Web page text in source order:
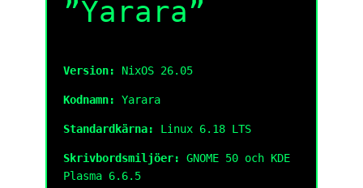
”Yarara”
Version: NixOS 26.05
Kodnamn: Yarara
Standardkärna: Linux 6.18 LTS
Skrivbordsmiljöer:
GNOME 50 och KDE
Plasma 6.6.5